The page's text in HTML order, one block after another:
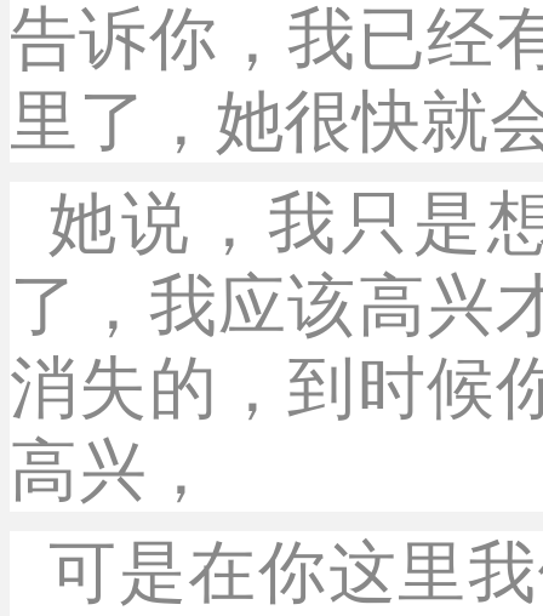
告诉你，我已经
里了，她很快就
她说，我只是
了，我应该高兴
消失的，到时候
高兴，
可是在你这里